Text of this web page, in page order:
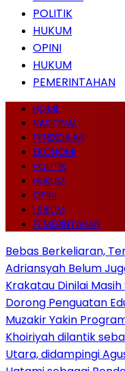
POLITIK
HUKUM
OPINI
HUKUM
PEMERINTAHAN
HOME
NASIONAL
PENDIDIKAN
EKONOMI
POLITIK
HUKUM
OPINI
HUKUM
PEMERINTAHAN
Bebas Berkeliaran,
Adriansyah Belum
Krakatau Dinilai
Dorong Penguatan
Muzakir Yakin
Khoiriyah dilantik
Utara, didampingi